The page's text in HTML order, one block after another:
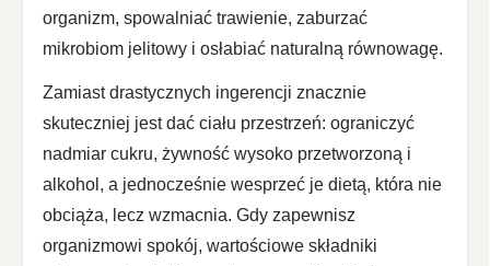
organizm, spowalniać trawienie, zaburzać
mikrobiom jelitowy i osłabiać naturalną równowagę.
Zamiast drastycznych ingerencji znacznie
skuteczniej jest dać ciału przestrzeń: ograniczyć
nadmiar cukru, żywność wysoko przetworzoną i
alkohol, a jednocześnie wesprzeć je dietą, która nie
obciąża, lecz wzmacnia. Gdy zapewnisz
organizmowi spokój, wartościowe składniki